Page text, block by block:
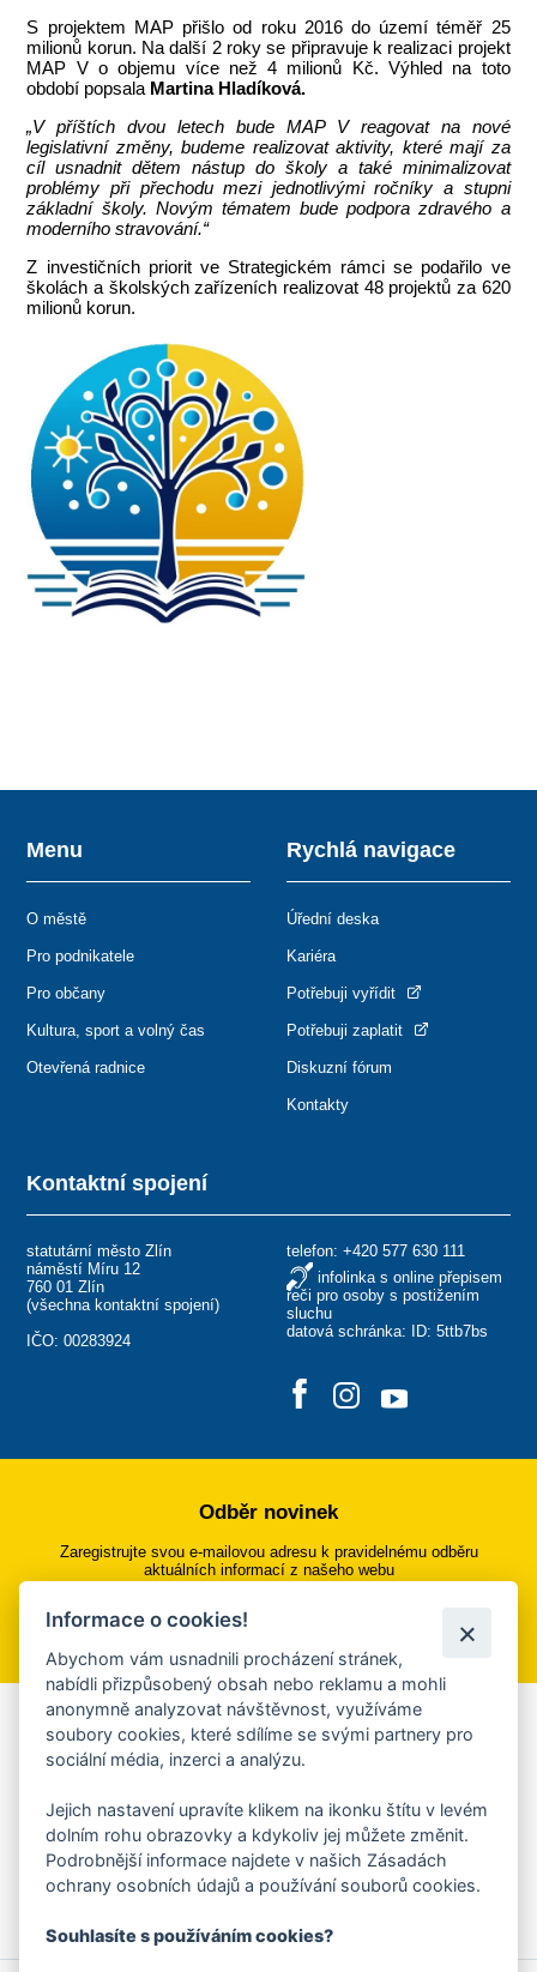
S projektem MAP přišlo od roku 2016 do území téměř 25
milionů korun. Na další 2 roky se připravuje k realizaci projekt
MAP V o objemu více než 4 milionů Kč. Výhled na toto
období popsala Martina Hladíková.
„V příštích dvou letech bude MAP V reagovat na nové
legislativní změny, budeme realizovat aktivity, které mají za
cíl usnadnit dětem nástup do školy a také minimalizovat
problémy při přechodu mezi jednotlivými ročníky a stupni
základní školy. Novým tématem bude podpora zdravého a
moderního stravování.“
Z investičních priorit ve Strategickém rámci se podařilo ve
školách a školských zařízeních realizovat 48 projektů za 620
milionů korun.
Kontaktní spojení
statutární město Zlín
náměstí Míru 12
760 01 Zlín
(všechna kontaktní spojení)
IČO: 00283924
telefon: +420 577 630 111
infolinka s online přepisem
řeči pro osoby s postižením
sluchu
datová schránka: ID: 5ttb7bs
Menu
O městě
Pro podnikatele
Pro občany
Kultura, sport a volný čas
Otevřená radnice
Rychlá navigace
Úřední deska
Kariéra
Potřebuji vyřídit
Potřebuji zaplatit
Diskuzní fórum
Kontakty
Odběr novinek
Zaregistrujte svou e-mailovou adresu k pravidelnému odběru
aktuálních informací z našeho webu
Přihlásit se k odběru
Aplikace Mobilní rozhlas
Chcete dostávat do svého mobilu či mailu upozornění na
ankety, pozvánky na kulturní a sportovní akce?
Více informací o aplikaci
Informace o cookies!
Abychom vám usnadnili procházení stránek,
nabídli přizpůsobený obsah nebo reklamu a mohli
anonymně analyzovat návštěvnost, využíváme
soubory cookies, které sdílíme se svými partnery pro
sociální média, inzerci a analýzu.
Jejich nastavení upravíte klikem na ikonku štítu v levém
dolním rohu obrazovky a kdykoliv jej můžete změnit.
Podrobnější informace najdete v našich Zásadách
ochrany osobních údajů a používání souborů cookies.
Souhlasíte s používáním cookies?